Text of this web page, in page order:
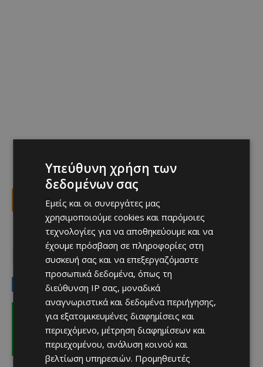
Facebook
LATEST NEWS
Αθλητικά
Παίζει με Ουνιόν Βερολίνου ο
Μπάντελι – Πόσο θα κάτσει ο Παζέ
08/08/2026
Υπεύθυνη χρήση των
δεδομένων σας
Εμείς και οι συνεργάτες μας
χρησιμοποιούμε cookies και παρόμοιες
τεχνολογίες για να αποθηκεύουμε και να
έχουμε πρόσβαση σε πληροφορίες στη
συσκευή σας και να επεξεργαζόμαστε
προσωπικά δεδομένα, όπως τη
διεύθυνση IP σας, μοναδικά
αναγνωριστικά και δεδομένα περιήγησης,
για εξατομικευμένες διαφημίσεις και
περιεχόμενο, μέτρηση διαφημίσεων και
περιεχομένου, ανάλυση κοινού και
βελτίωση υπηρεσιών. Προμηθευτές